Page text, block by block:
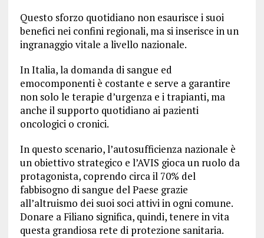
Questo sforzo quotidiano non esaurisce i suoi
benefici nei confini regionali, ma si inserisce in un
ingranaggio vitale a livello nazionale.
In Italia, la domanda di sangue ed
emocomponenti è costante e serve a garantire
non solo le terapie d’urgenza e i trapianti, ma
anche il supporto quotidiano ai pazienti
oncologici o cronici.
In questo scenario, l’autosufficienza nazionale è
un obiettivo strategico e l’AVIS gioca un ruolo da
protagonista, coprendo circa il 70% del
fabbisogno di sangue del Paese grazie
all’altruismo dei suoi soci attivi in ogni comune.
Donare a Filiano significa, quindi, tenere in vita
questa grandiosa rete di protezione sanitaria.